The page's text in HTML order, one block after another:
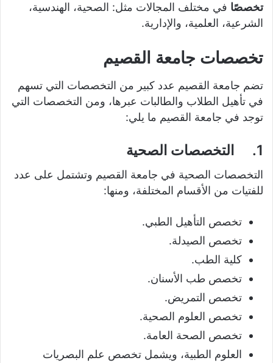
تخصصًا في مختلف المجالات مثل: الصحية، الهندسية،
الشرعية، العلمية، والإدارية.
تخصصات جامعة القصيم
تضم جامعة القصيم عدد كبير من التخصصات التي تسهم
في تأهيل الطلاب والطالبات عبرها، ومن التخصصات التي
توجد في جامعة القصيم ما يلي:
1. التخصصات الصحية
التخصصات الصحية في جامعة القصيم وتشتمل على عدد
للفتيات من الأقسام المختلفة، ومنها:
تخصص التأهيل الطبي.
تخصص الصيدلة.
كلية الطب.
تخصص طب الأسنان.
تخصص التمريض.
تخصص العلوم الصحية.
تخصص الصحة العامة.
العلوم الطبية، ويشمل تخصص علم البصريات